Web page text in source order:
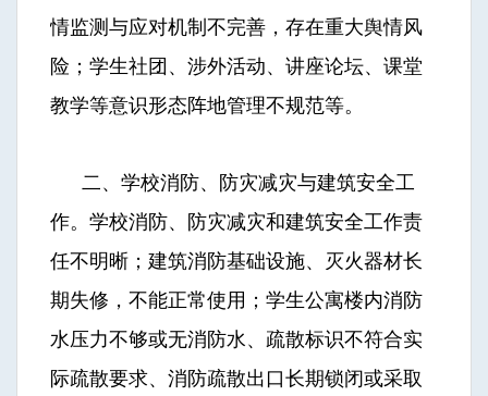
情监测与应对机制不完善，存在重大舆情风
险；学生社团、涉外活动、讲座论坛、课堂
教学等意识形态阵地管理不规范等。
二、学校消防、防灾减灾与建筑安全工
作。学校消防、防灾减灾和建筑安全工作责
任不明晰；建筑消防基础设施、灭火器材长
期失修，不能正常使用；学生公寓楼内消防
水压力不够或无消防水、疏散标识不符合实
际疏散要求、消防疏散出口长期锁闭或采取